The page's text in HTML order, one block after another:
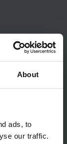
About
ads, to
our traffic.
12
QC,
moo­du­lit,